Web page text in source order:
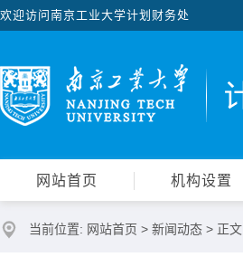
欢迎访问南京工业大学计划财务处
网站首页 机构设置
当前位置: 网站首页 > 新闻动态 > 正文